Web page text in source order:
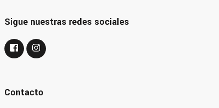
Sigue nuestras redes sociales
Contacto